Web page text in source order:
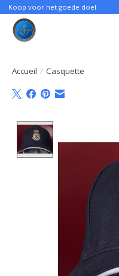
Koop voor het goede doel
Accueil / Casquette